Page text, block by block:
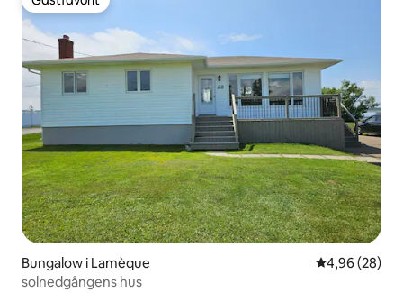
Gästfavorit
Bungalow i Lamèque 4,96 av 5 i
4,96 (28)
solnedgångens hus